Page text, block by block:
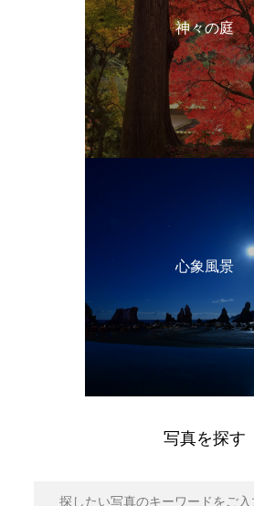
神々の庭
心象風景
写真を探す